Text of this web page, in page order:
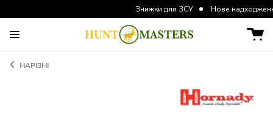
Знижки для ЗСУ Нове надходження курток
НАРІЗНІ